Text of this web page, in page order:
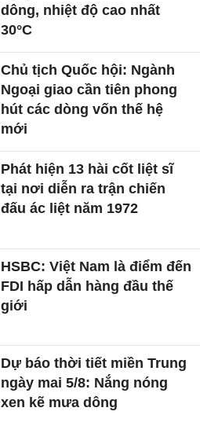
dông, nhiệt độ cao nhất
30°C
Chủ tịch Quốc hội: Ngành
Ngoại giao cần tiên phong
hút các dòng vốn thế hệ
mới
Phát hiện 13 hài cốt liệt sĩ
tại nơi diễn ra trận chiến
đấu ác liệt năm 1972
HSBC: Việt Nam là điểm đến
FDI hấp dẫn hàng đầu thế
giới
Dự báo thời tiết miền Trung
ngày mai 5/8: Nắng nóng
xen kẽ mưa dông